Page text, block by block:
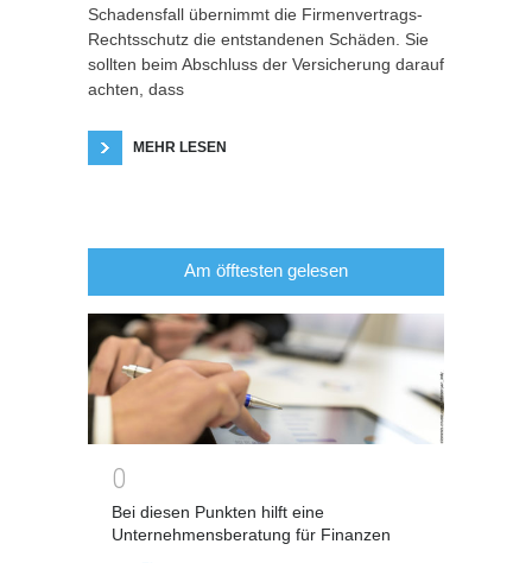
Schadensfall übernimmt die Firmenvertrags-
Rechtsschutz die entstandenen Schäden. Sie
sollten beim Abschluss der Versicherung darauf
achten, dass
MEHR LESEN
Am öfftesten gelesen
0
Bei diesen Punkten hilft eine
Unternehmensberatung für Finanzen